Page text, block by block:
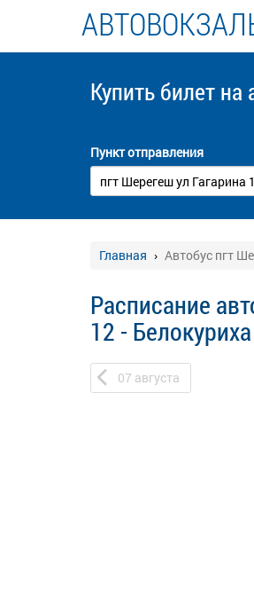
Купить билет на
Пункт отправления
Главная Автобус пгт
Расписание
12 - Белокуриха
07 августа